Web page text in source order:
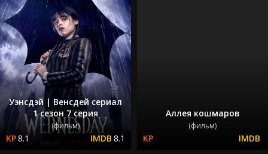
Уэнсдэй | Венсдей сериал
1 сезон 7 серия
(фильм)
8.1 8.1
Аллея кошмаров
(фильм)